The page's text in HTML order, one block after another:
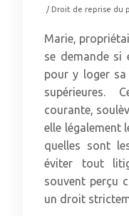
/ Droit de reprise du
Marie,
se demande si
pour y loger
supérieures.
courante,
elle légalement
quelles sont
éviter tout
souvent perçu
un droit